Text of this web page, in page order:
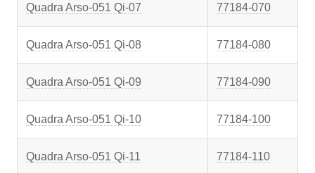
Quadra Arso-051 Qi-07 77184-070
Quadra Arso-051 Qi-08 77184-080
Quadra Arso-051 Qi-09 77184-090
Quadra Arso-051 Qi-10 77184-100
Quadra Arso-051 Qi-11 77184-110